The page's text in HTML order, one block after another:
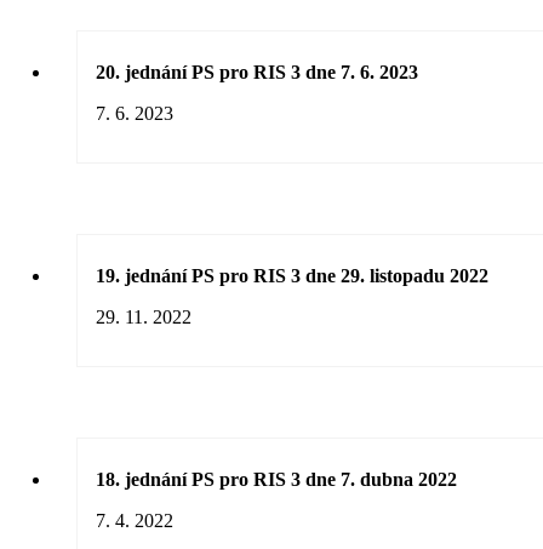
20. jednání PS pro RIS 3 dne 7. 6. 2023
7. 6. 2023
19. jednání PS pro RIS 3 dne 29. listopadu 2022
29. 11. 2022
18. jednání PS pro RIS 3 dne 7. dubna 2022
7. 4. 2022